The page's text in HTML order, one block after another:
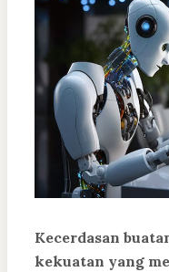
Kecerdasan
kekuatan yang